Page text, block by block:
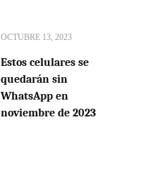
OCTUBRE 13, 2023
Estos celulares se
quedarán sin
WhatsApp en
noviembre de 2023